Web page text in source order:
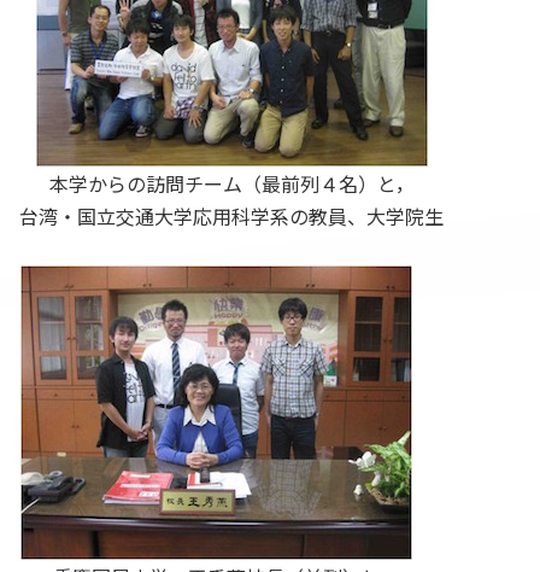
本学からの訪問チーム（最前列４名）と，
台湾・国立交通大学応用科学系の教員、大学院生